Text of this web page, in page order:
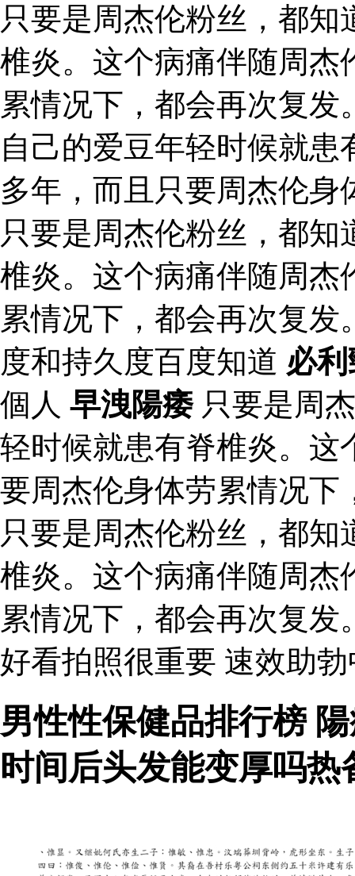
只要是周杰伦粉丝，都
椎炎。这个病痛伴随周杰
累情况下，都会再次复
自己的爱豆年轻时候就
多年，而且只要周杰伦
只要是周杰伦粉丝，都
椎炎。这个病痛伴随周杰
累情况下，都会再次复发
度和持久度百度知道 必
個人 早洩陽痿只要是周
轻时候就患有脊椎炎。这
要周杰伦身体劳累情况
只要是周杰伦粉丝，都
椎炎。这个病痛伴随周杰
累情况下，都会再次复发
好看拍照很重要 速效助
男性性保健品排行榜
时间后头发能变厚吗热